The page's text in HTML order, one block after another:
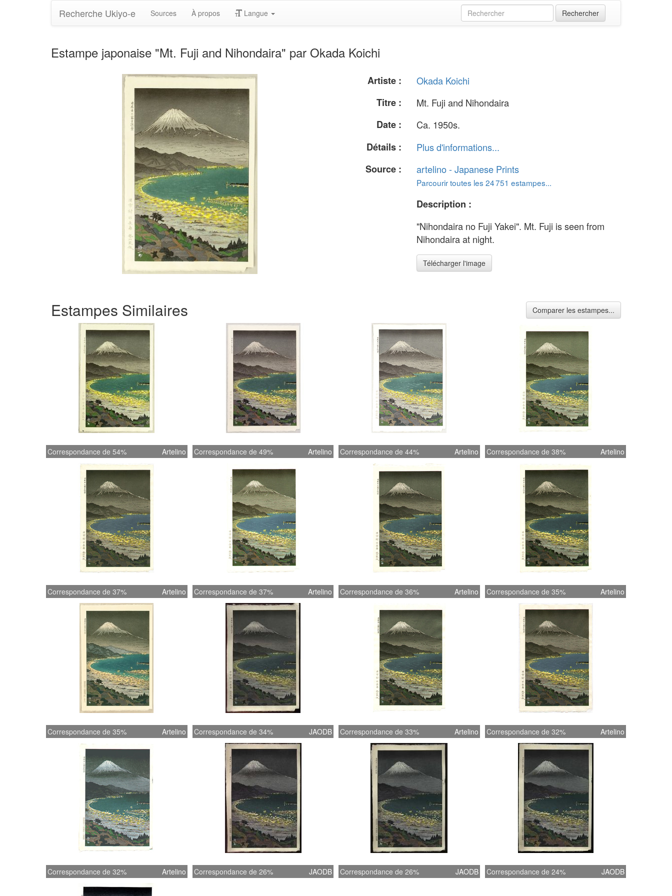
Recherche Ukiyo-e Sources À propos Langue
Estampe japonaise "Mt. Fuji and Nihondaira" par Okada Koichi
Artiste :
Okada Koichi
Titre :
Mt. Fuji and Nihondaira
Date :
Ca. 1950s.
Détails :
Plus d'informations...
Source :
artelino - Japanese Prints
Parcourir toutes les 24 751 estampes...
Description :
"Nihondaira no Fuji Yakei". Mt. Fuji is seen from
Nihondaira at night.
Télécharger l'image
Estampes Similaires Comparer les estampes...
Correspondance de 54% Artelino Correspondance de 49% Artelino Correspondance de 44% Artelino Correspondance de 38% Artelino
Correspondance de 37% Artelino Correspondance de 37% Artelino Correspondance de 36% Artelino Correspondance de 35% Artelino
Correspondance de 35% Artelino Correspondance de 34% JAODB Correspondance de 33% Artelino Correspondance de 32% Artelino
Correspondance de 32% Artelino Correspondance de 26% JAODB Correspondance de 26% JAODB Correspondance de 24% JAODB